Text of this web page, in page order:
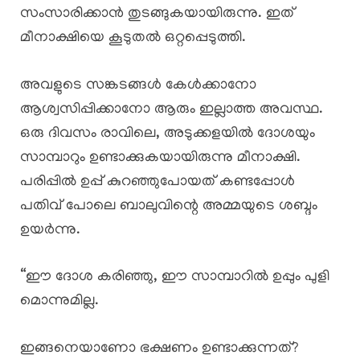
സംസാരിക്കാൻ തുടങ്ങുകയായിരുന്നു. ഇത്
മീനാക്ഷിയെ കൂടുതൽ ഒറ്റപ്പെടുത്തി.
അവളുടെ സങ്കടങ്ങൾ കേൾക്കാനോ
ആശ്വസിപ്പിക്കാനോ ആരും ഇല്ലാത്ത അവസ്ഥ.
ഒരു ദിവസം രാവിലെ, അടുക്കളയിൽ ദോശയും
സാമ്പാറും ഉണ്ടാക്കുകയായിരുന്നു മീനാക്ഷി.
പരിപ്പിൽ ഉപ്പ് കുറഞ്ഞുപോയത് കണ്ടപ്പോൾ
പതിവ് പോലെ ബാലുവിന്റെ അമ്മയുടെ ശബ്ദം
ഉയർന്നു.
“ഈ ദോശ കരിഞ്ഞു, ഈ സാമ്പാറിൽ ഉപ്പും പുളി
മൊന്നുമില്ല.
ഇങ്ങനെയാണോ ഭക്ഷണം ഉണ്ടാക്കുന്നത്?